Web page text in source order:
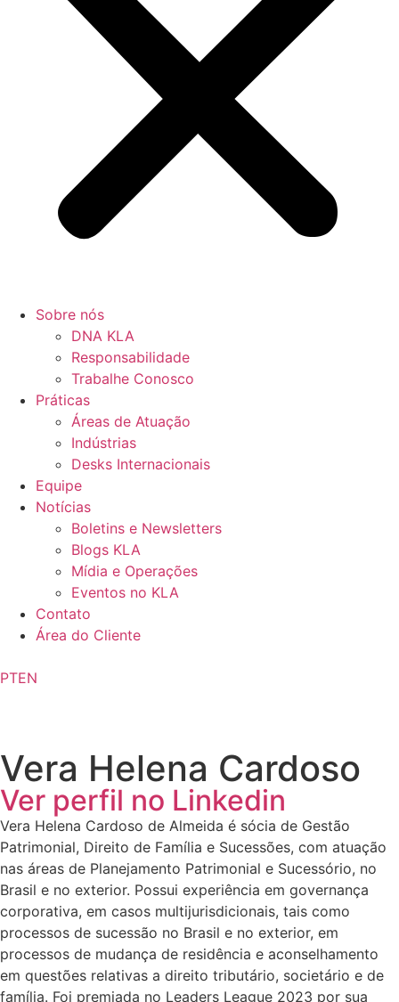
Sobre nós
DNA KLA
Responsabilidade
Trabalhe Conosco
Práticas
Áreas de Atuação
Indústrias
Desks Internacionais
Equipe
Notícias
Boletins e Newsletters
Blogs KLA
Mídia e Operações
Eventos no KLA
Contato
Área do Cliente
PTEN
Vera Helena Cardoso
Ver perfil no Linkedin
Vera Helena Cardoso de Almeida é sócia de Gestão
Patrimonial, Direito de Família e Sucessões, com atuação
nas áreas de Planejamento Patrimonial e Sucessório, no
Brasil e no exterior. Possui experiência em governança
corporativa, em casos multijurisdicionais, tais como
processos de sucessão no Brasil e no exterior, em
processos de mudança de residência e aconselhamento
em questões relativas a direito tributário, societário e de
família. Foi premiada no Leaders League 2023 por sua